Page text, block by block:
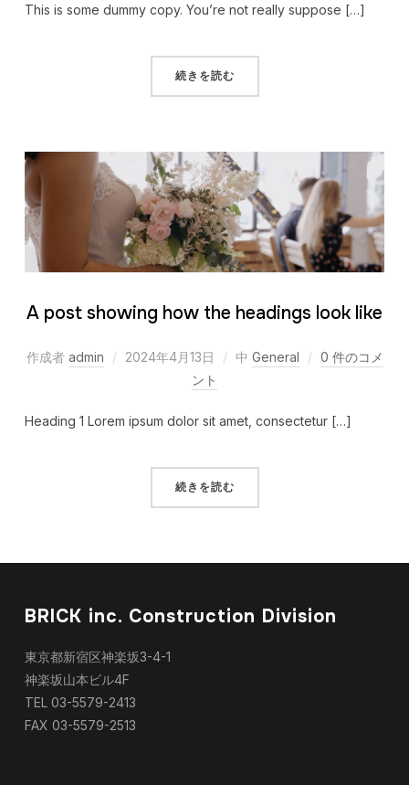
This is some dummy copy. You’re not really suppose […]
続きを読む
A post showing how the headings look like
作成者 admin 2024年4月13日 中 General
0 件のコメ
ント
Heading 1 Lorem ipsum dolor sit amet, consectetur […]
続きを読む
BRICK inc. Construction Division
東京都新宿区神楽坂3-4-1
神楽坂山本ビル4F
TEL 03-5579-2413
FAX 03-5579-2513